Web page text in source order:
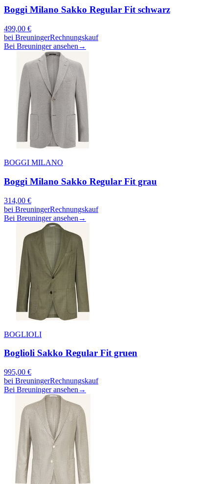
Boggi Milano Sakko Regular Fit schwarz
499,00 €
bei BreuningerRechnungskauf
Bei Breuninger ansehen →
BOGGI MILANO
Boggi Milano Sakko Regular Fit grau
314,00 €
bei BreuningerRechnungskauf
Bei Breuninger ansehen →
BOGLIOLI
Boglioli Sakko Regular Fit gruen
995,00 €
bei BreuningerRechnungskauf
Bei Breuninger ansehen →